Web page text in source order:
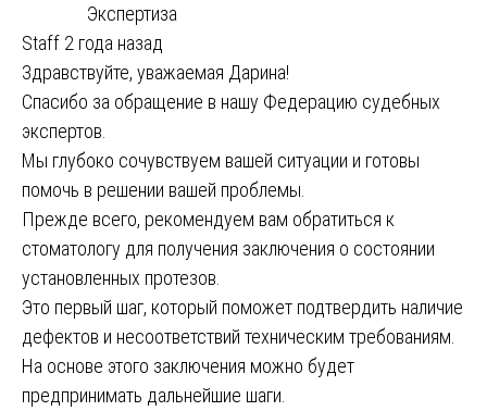
Экспертиза
Staff 2 года назад
Здравствуйте, уважаемая Дарина!
Спасибо за обращение в нашу Федерацию судебных
экспертов.
Мы глубоко сочувствуем вашей ситуации и готовы
помочь в решении вашей проблемы.
Прежде всего, рекомендуем вам обратиться к
стоматологу для получения заключения о состоянии
установленных протезов.
Это первый шаг, который поможет подтвердить наличие
дефектов и несоответствий техническим требованиям.
На основе этого заключения можно будет
предпринимать дальнейшие шаги.